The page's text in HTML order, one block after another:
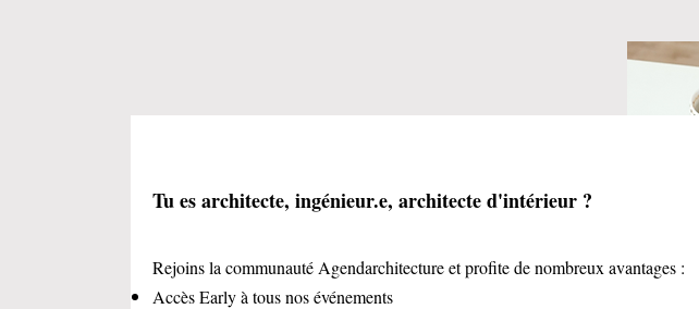
Tu es architecte, ingénieur.e, architecte d'intérieur ?
Rejoins la communauté Agendarchitecture et profite de nombreux avantages :
Accès Early à tous nos événements